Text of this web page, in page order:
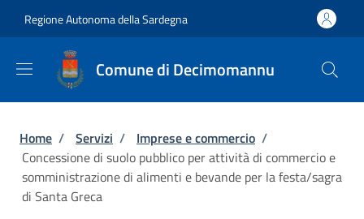
Regione Autonoma della Sardegna
Comune di Decimomannu
Briciole di pane
Home / Servizi / Imprese e commercio /
Concessione di suolo pubblico per attività di commercio e
somministrazione di alimenti e bevande per la festa/sagra
di Santa Greca